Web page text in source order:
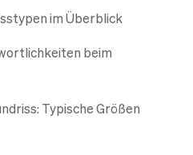
im Überblick
beim
Typische Größen